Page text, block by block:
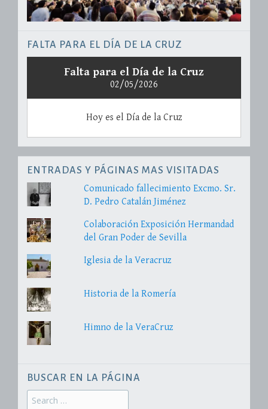
FALTA PARA EL DÍA DE LA CRUZ
Falta para el Día de la Cruz
02/05/2026
Hoy es el Día de la Cruz
ENTRADAS Y PÁGINAS MAS VISITADAS
Comunicado fallecimiento Excmo. Sr.
D. Pedro Catalán Jiménez
Colaboración Exposición Hermandad
del Gran Poder de Sevilla
Iglesia de la Veracruz
Historia de la Romería
Himno de la VeraCruz
BUSCAR EN LA PÁGINA
Search